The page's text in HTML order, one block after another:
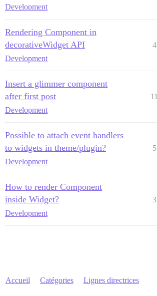
Development
Rendering Component in
decorativeWidget API
Development
4
Insert a glimmer component
after first post
Development
11
Possible to attach event handlers
to widgets in theme/plugin?
Development
5
How to render Component
inside Widget?
Development
3
Accueil Catégories Lignes directrices